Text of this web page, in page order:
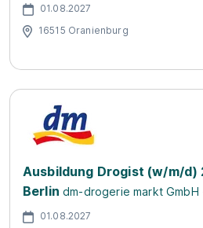
01.08.2027
16515 Oranienburg
Ausbildung Drogist (w/m/d)
Berlin dm-drogerie markt GmbH
01.08.2027